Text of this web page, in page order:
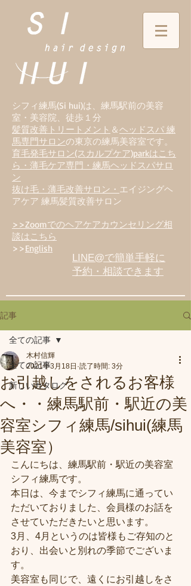
シフィ練馬(Si hui)は、 練馬駅前の美容
室・美容院、徒歩１分
髪質改善トリートメント ＆ヘッドスパ 練
馬専門サロンの東京の練馬美容室です。
育毛発毛サロン(スカルプケア)parkはこち
ら・薄毛ケア専門・練馬ヘッドスパサロ
ン
抜け毛・薄毛改善サロン・ エイジングヘ
アケア 練馬髪質改善サロン
>>Zoomでのヘアケアカウンセリング相
談はこちら
>>English
LINE@で簡単手軽に
予約・相談できます
記事
全ての記事
新しいカタログ
全ての記事
お引越しをされるお客様
へ・・練馬駅前・駅近の美
容室シフィ練馬/sihui(練馬
美容室）
木村信輝
2021年3月18日 読了時間: 3分
こんにちは、練馬駅前・駅近の美容室
シフィ練馬です。
本日は、今までシフィ練馬に通ってい
ただいておりました、会員様のお話を
させていただきたいと思います。
3月、4月というのは皆様もご存知のと
おり、出会いと別れの季節でございま
す。
美容室も同じで、遠くにお引越しをさ